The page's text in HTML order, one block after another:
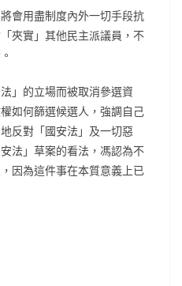
會用盡制度內外一切手段抗
夾實」其他民主派議員，不
」的立場而被取消參選資
如何篩選候選人，強調自己
反對「國安法」及一切惡
法」草案的看法，馮認為不
因為這件事在本質意義上已